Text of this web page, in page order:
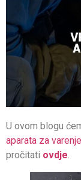
U ovom blogu
aparata za varenje
pročitati ovdje.